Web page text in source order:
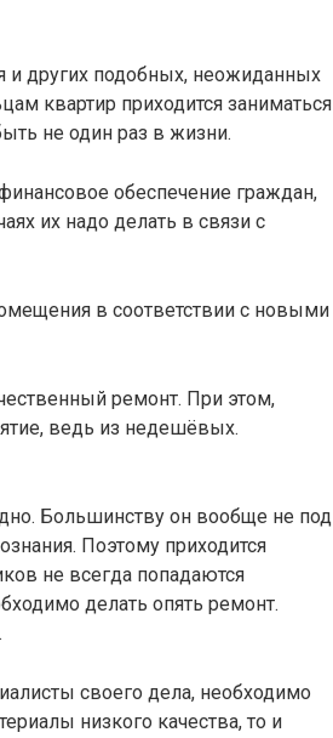
и других подобных, неожиданных
квартир приходится заниматься
не один раз в жизни.
обеспечение граждан,
их надо делать в связи с
в соответствии с новыми
ремонт. При этом,
ведь из недешёвых.
Большинству он вообще не под
Поэтому приходится
не всегда попадаются
делать опять ремонт.
своего дела, необходимо
низкого качества, то и